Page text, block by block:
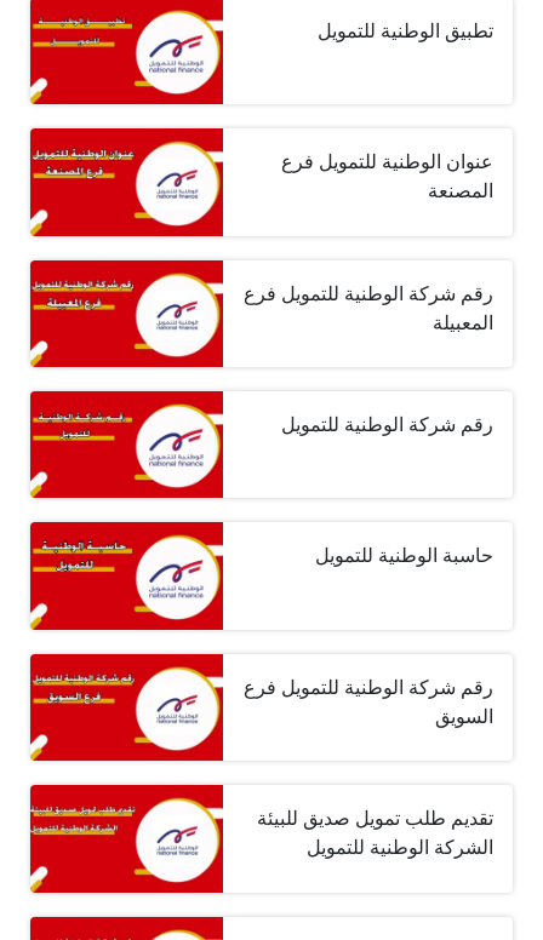
تطبيق الوطنية للتمويل
عنوان الوطنية للتمويل فرع
المصنعة
رقم شركة الوطنية للتمويل فرع
المعبيلة
رقم شركة الوطنية للتمويل
حاسبة الوطنية للتمويل
رقم شركة الوطنية للتمويل فرع
السويق
تقديم طلب تمويل صديق للبيئة
الشركة الوطنية للتمويل